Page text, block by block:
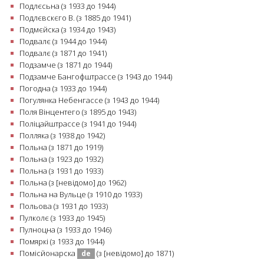
Подлєсьна (з 1933 до 1944)
Подлєвскєго В. (з 1885 до 1941)
Подмєйска (з 1934 до 1943)
Подвалє (з 1944 до 1944)
Подвалє (з 1871 до 1941)
Подзамче (з 1871 до 1944)
Подзамче Бангофштрассе (з 1943 до 1944)
Погодна (з 1933 до 1944)
Погулянка Небенгассе (з 1943 до 1944)
Поля Вінцентего (з 1895 до 1943)
Поліцайштрассе (з 1941 до 1944)
Полляка (з 1938 до 1942)
Польна (з 1871 до 1919)
Польна (з 1923 до 1932)
Польна (з 1931 до 1933)
Польна (з [невідомо] до 1962)
Польна на Вульце (з 1910 до 1933)
Польова (з 1931 до 1933)
Пулколє (з 1933 до 1945)
Пулноцна (з 1933 до 1946)
Помяркі (з 1933 до 1944)
Помісйонарска
de
(з [невідомо] до 1871)